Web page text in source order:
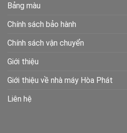
Bảng màu
Chính sách bảo hành
Chính sách vận chuyển
Giới thiệu
Giới thiệu về nhà máy Hòa Phát
Liên hệ